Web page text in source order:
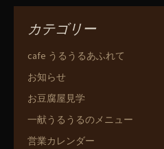
カテゴリー
cafe うるうるあふれて
お知らせ
お豆腐屋見学
一献うるうるのメニュー
営業カレンダー